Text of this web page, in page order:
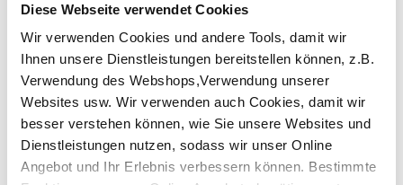
Diese Webseite verwendet Cookies
Wir verwenden Cookies und andere Tools, damit wir
Ihnen unsere Dienstleistungen bereitstellen können, z.B.
Verwendung des Webshops,Verwendung unserer
Websites usw. Wir verwenden auch Cookies, damit wir
besser verstehen können, wie Sie unsere Websites und
Dienstleistungen nutzen, sodass wir unser Online
Angebot und Ihr Erlebnis verbessern können. Bestimmte
Foto: © Privatarchiv
↘
Gianni Solla